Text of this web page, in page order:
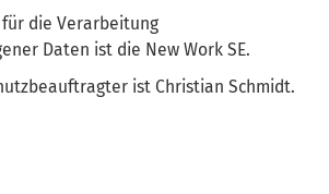
die Verarbeitung
Daten ist die New Work SE.
ist Christian Schmidt.